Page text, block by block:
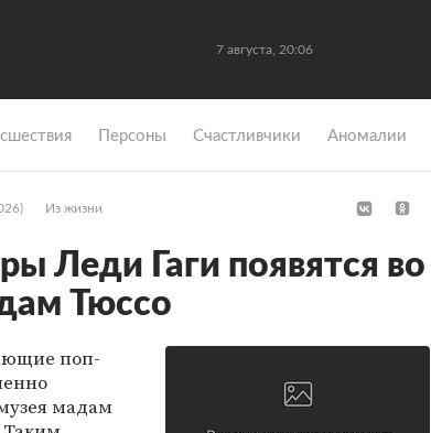
7 августа, 20:06
Персоны Счастливчики Аномалии
Из жизни
Леди Гаги появятся во
Тюссо
поп-
мадам